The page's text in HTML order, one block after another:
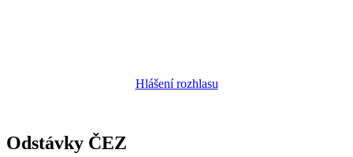
Hlášení rozhlasu
Odstávky ČEZ